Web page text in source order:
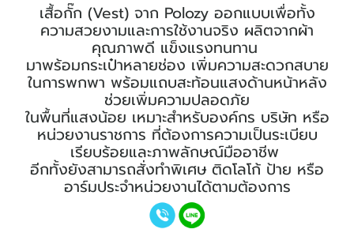
เสื้อกั๊ก (Vest) จาก Polozy ออกแบบเพื่อทั้ง
ความสวยงามและการใช้งานจริง ผลิตจากผ้า
คุณภาพดี แข็งแรงทนทาน
มาพร้อมกระเป๋าหลายช่อง เพิ่มความสะดวกสบาย
ในการพกพา พร้อมแถบสะท้อนแสงด้านหน้าหลัง
ช่วยเพิ่มความปลอดภัย
ในพื้นที่แสงน้อย เหมาะสำหรับองค์กร บริษัท หรือ
หน่วยงานราชการ ที่ต้องการความเป็นระเบียบ
เรียบร้อยและภาพลักษณ์มืออาชีพ
อีกทั้งยังสามารถสั่งทำพิเศษ ติดโลโก้ ป้าย หรือ
อาร์มประจำหน่วยงานได้ตามต้องการ